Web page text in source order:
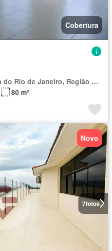
Cobertura
Região Geográfica Imediata do Rio de Janeiro, Região Metropolitana do Rio de Janeiro
80 m²
7fotos
Novo